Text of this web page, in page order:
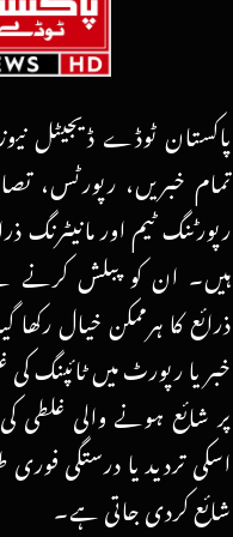
پاکستان ٹوڈے ڈیجیٹل
تمام خبریں، رپورٹس،
رپورٹنگ ٹیم اور
ہیں۔ ان کو پبلش کرنے
ذرائع کا ہرممکن خیال
خبر یا رپورٹ میں ٹائپنگ
پر شائع ہونے والی غلطی
اسکی تردید یا درستگی
شائع کردی جاتی ہے۔